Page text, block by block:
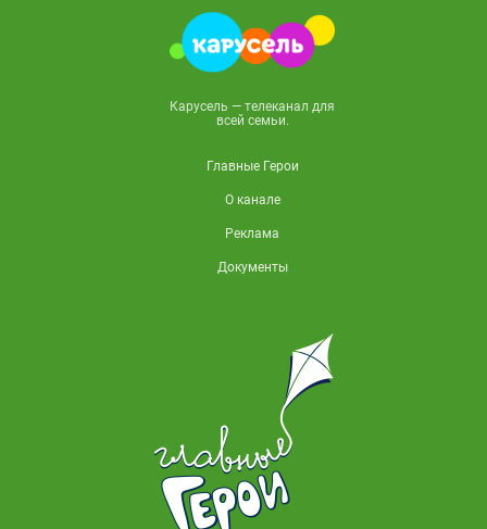
Карусель — телеканал для
всей семьи.
Главные Герои
О канале
Реклама
Документы